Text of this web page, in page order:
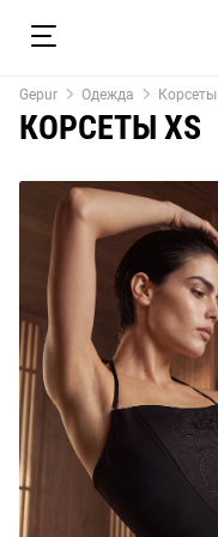
Gepur Одежда Корсеты
КОРСЕТЫ XS